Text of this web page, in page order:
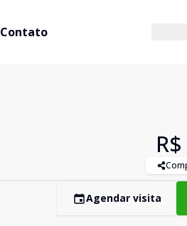
Contato
Agendar visita